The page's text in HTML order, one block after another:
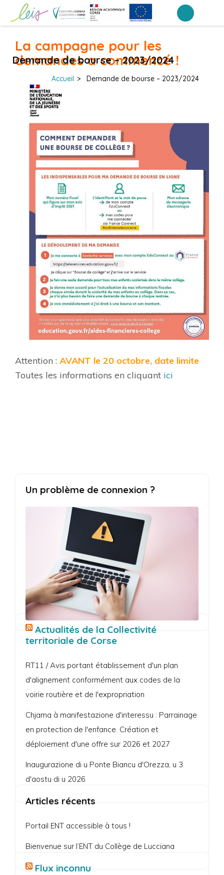
(Pressez
Entrée)
Demande de bourse – 2023/2024
Accueil > Demande de bourse – 2023/2024
La campagne pour les
demandes a commencé !
Attention : AVANT le 20 octobre, date limite
Toutes les informations en cliquant ici
Un problème de connexion ?
Actualités de la Collectivité
territoriale de Corse
RT11 / Avis portant établissement d'un plan
d'alignement conformément aux codes de la
voirie routière et de l'expropriation
Chjama à manifestazione d'interessu : Parrainage
en protection de l'enfance. Création et
déploiement d'une offre sur 2026 et 2027
Inaugurazione di u Ponte Biancu d'Orezza, u 3
d'aostu di u 2026
Articles récents
Portail ENT accessible à tous !
Bienvenue sur l’ENT du Collège de Lucciana
Flux inconnu